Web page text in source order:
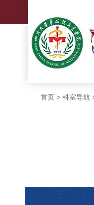
首页 > 科室导航